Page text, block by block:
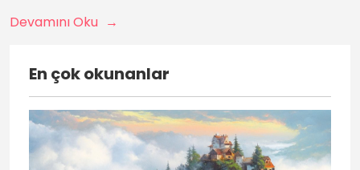
Devamını Oku
En çok okunanlar